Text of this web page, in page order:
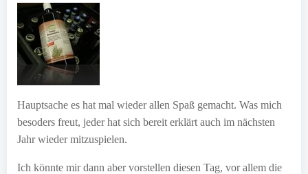
Hauptsache es hat mal wieder allen Spaß gemacht. Was mich
besoders freut, jeder hat sich bereit erklärt auch im nächsten
Jahr wieder mitzuspielen.
Ich könnte mir dann aber vorstellen diesen Tag, vor allem die